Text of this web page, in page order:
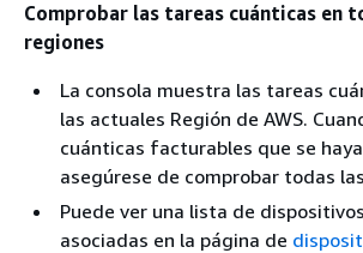
Comprobar las tareas cuánticas en
regiones
La consola muestra las tareas
las actuales Región de AWS.
cuánticas facturables que se
asegúrese de comprobar todas
Puede ver una lista de
asociadas en la página de